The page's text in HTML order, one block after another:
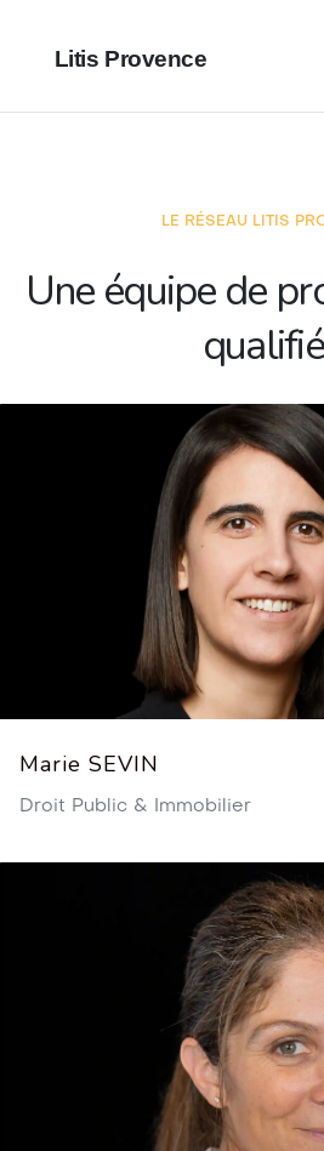
Litis Provence
LE RÉSEAU LITIS
Une équipe de
Marie SEVIN
Droit Public & Immobilier